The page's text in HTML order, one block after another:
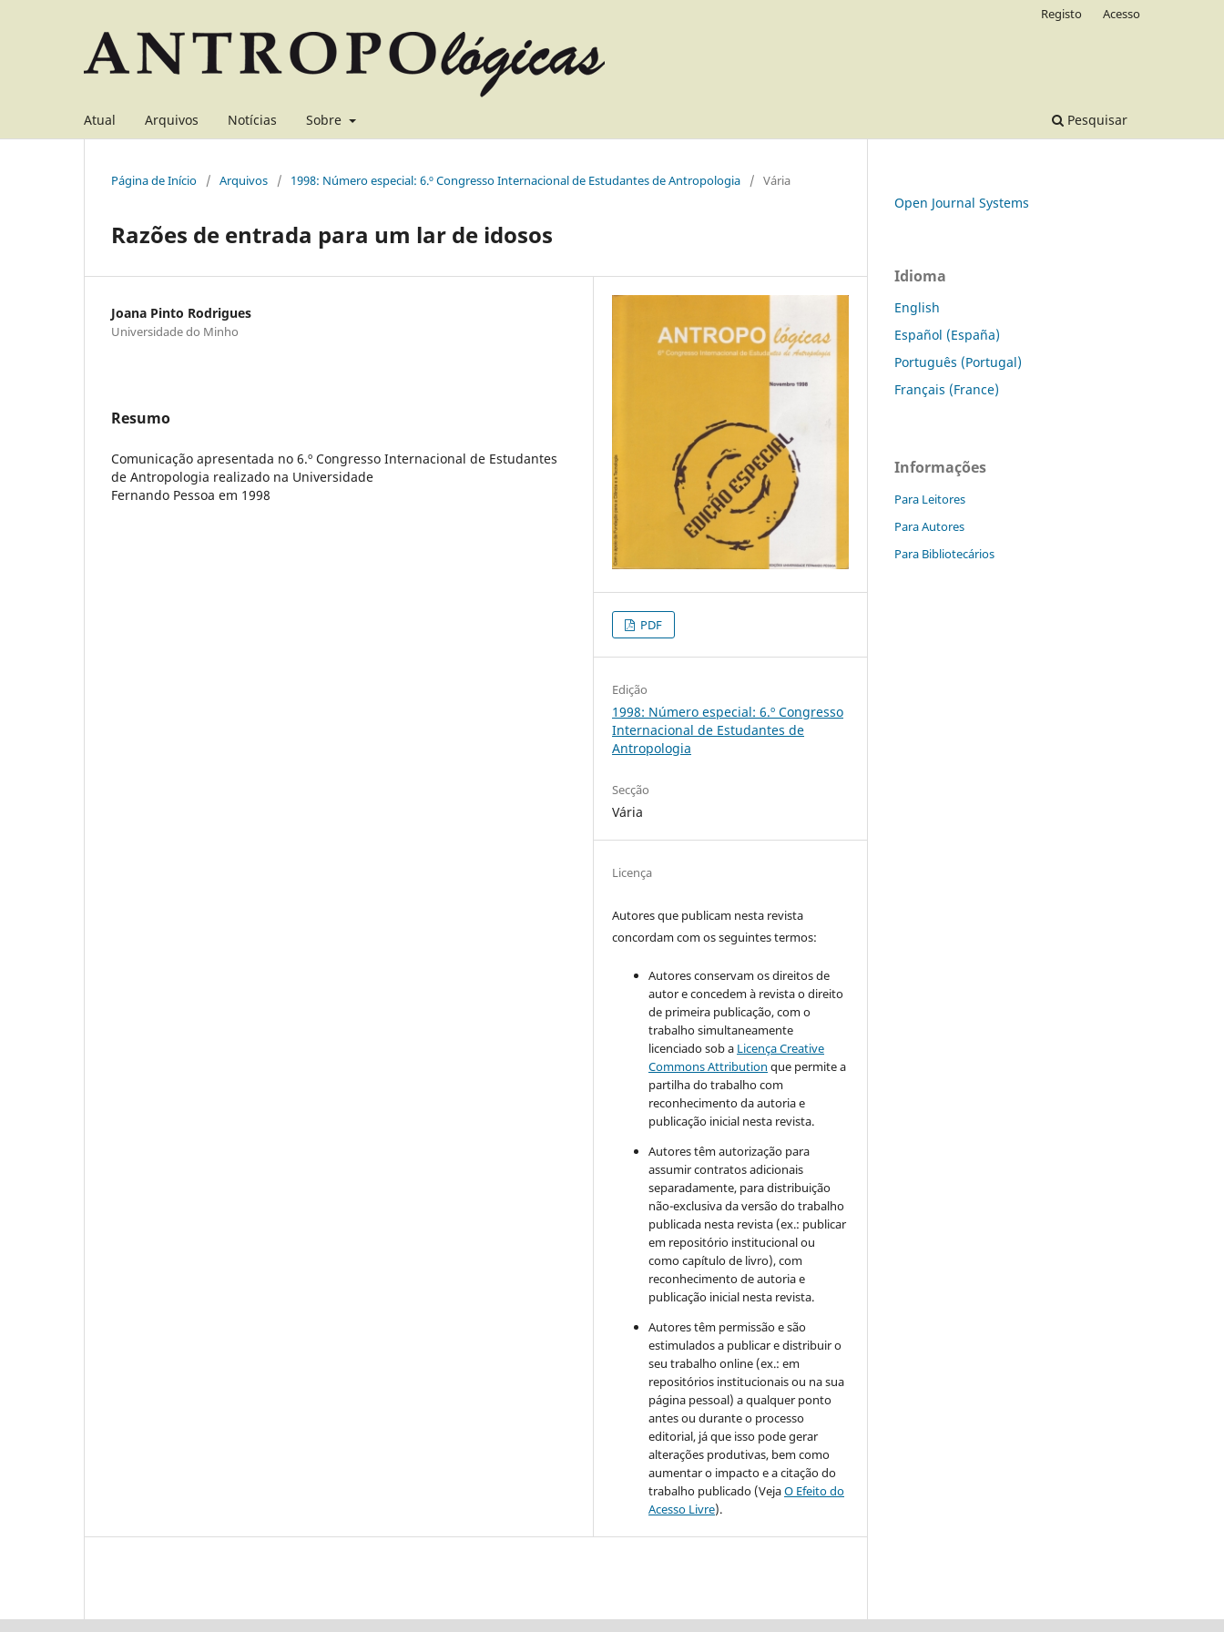
Atual Arquivos Notícias Sobre Pesquisar
Registo Acesso
Página de Início / Arquivos / 1998: Número especial: 6.º Congresso Internacional de Estudantes de Antropologia / Vária
Razões de entrada para um lar de idosos
Joana Pinto Rodrigues
Universidade do Minho
Resumo
Comunicação apresentada no 6.º Congresso Internacional de Estudantes
de Antropologia realizado na Universidade
Fernando Pessoa em 1998
PDF
Edição
1998: Número especial: 6.º Congresso
Internacional de Estudantes de
Antropologia
Secção
Vária
Licença
Autores que publicam nesta revista
concordam com os seguintes termos:
Autores conservam os direitos de
autor e concedem à revista o direito
de primeira publicação, com o
trabalho simultaneamente
licenciado sob a Licença Creative
Commons Attribution que permite a
partilha do trabalho com
reconhecimento da autoria e
publicação inicial nesta revista.
Autores têm autorização para
assumir contratos adicionais
separadamente, para distribuição
não-exclusiva da versão do trabalho
publicada nesta revista (ex.: publicar
em repositório institucional ou
como capítulo de livro), com
reconhecimento de autoria e
publicação inicial nesta revista.
Autores têm permissão e são
estimulados a publicar e distribuir o
seu trabalho online (ex.: em
repositórios institucionais ou na sua
página pessoal) a qualquer ponto
antes ou durante o processo
editorial, já que isso pode gerar
alterações produtivas, bem como
aumentar o impacto e a citação do
trabalho publicado (VejaO Efeito do
Acesso Livre).
Open Journal Systems
Idioma
English
Español (España)
Português (Portugal)
Français (France)
Informações
Para Leitores
Para Autores
Para Bibliotecários